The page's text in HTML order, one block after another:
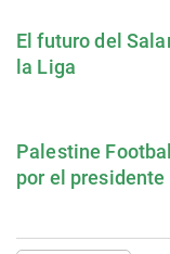
El futuro del
la Liga
Palestine
por el